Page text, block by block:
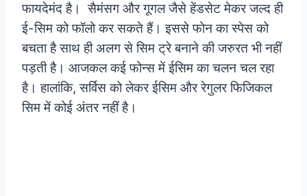
फायदेमंद है। सैमंसग और गूगल जैसे हेंडसेट मेकर जल्द ही
ई-सिम को फॉलो कर सकते हैं।इससे फोन का स्पेस को
बचता है साथ ही अलग से सिम ट्रे बनाने की जरुरत भी नहीं
पड़ती है। आजकल कई फोन्स में ईसिम का चलन चल रहा
है। हालांकि, सर्विस को लेकर ईसिम और रेगुलर फिजिकल
सिम में कोई अंतर नहीं है।